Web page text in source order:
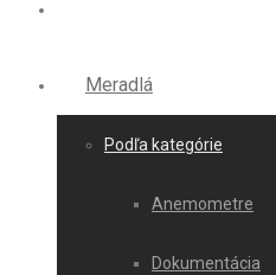
Meradlá
Podľa kategórie
Anemometre
Dokumentácia